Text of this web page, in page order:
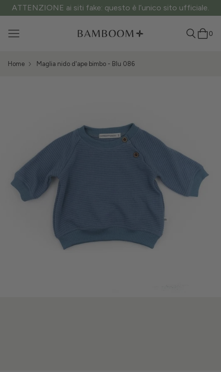
ATTENZIONE ai siti fake: questo è l’unico sito ufficiale.
0
Home Maglia nido d'ape bimbo - Blu 086